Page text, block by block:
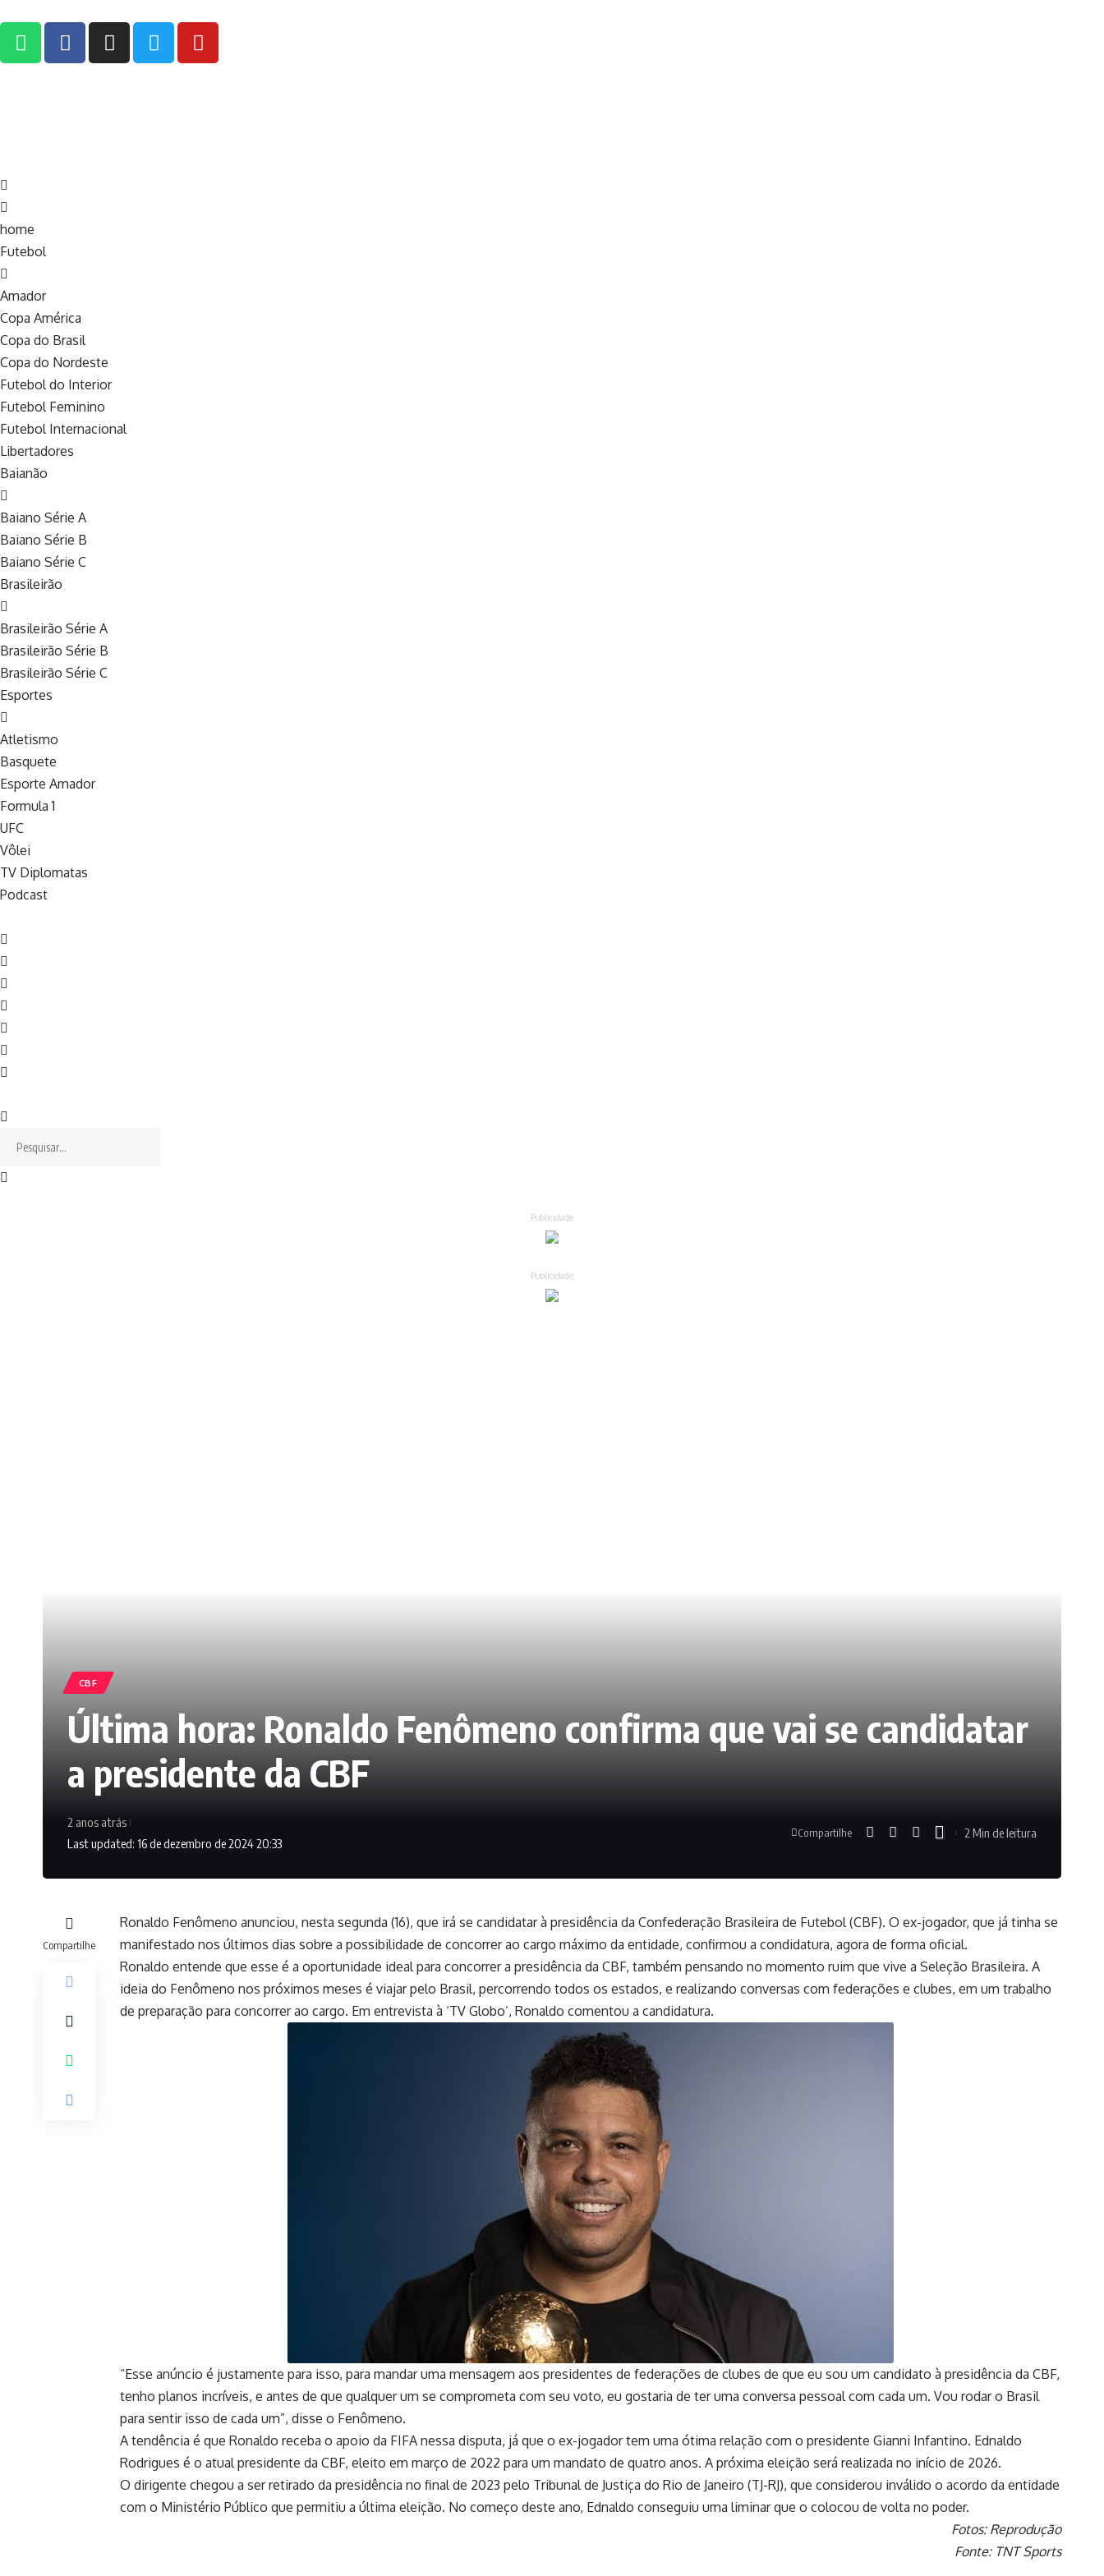
home
Futebol
Amador
Copa América
Copa do Brasil
Copa do Nordeste
Futebol do Interior
Futebol Feminino
Futebol Internacional
Libertadores
Baianão
Baiano Série A
Baiano Série B
Baiano Série C
Brasileirão
Brasileirão Série A
Brasileirão Série B
Brasileirão Série C
Esportes
Atletismo
Basquete
Esporte Amador
Formula 1
UFC
Vôlei
TV Diplomatas
Podcast
Publicidade
Publicidade
CBF
Última hora: Ronaldo Fenômeno confirma que vai se candidatar
a presidente da CBF
Last updated: 16 de dezembro de 2024 20:33
2 anos atrás
Compartilhe 2 Min de leitura
Compartilhe
Ronaldo Fenômeno anunciou, nesta segunda (16), que irá se candidatar à presidência da Confederação Brasileira de Futebol (CBF). O ex-jogador, que já tinha se
manifestado nos últimos dias sobre a possibilidade de concorrer ao cargo máximo da entidade, confirmou a condidatura, agora de forma oficial.
Ronaldo entende que esse é a oportunidade ideal para concorrer a presidência da CBF, também pensando no momento ruim que vive a Seleção Brasileira. A
ideia do Fenômeno nos próximos meses é viajar pelo Brasil, percorrendo todos os estados, e realizando conversas com federações e clubes, em um trabalho
de preparação para concorrer ao cargo. Em entrevista à ‘TV Globo’, Ronaldo comentou a candidatura.
“Esse anúncio é justamente para isso, para mandar uma mensagem aos presidentes de federações de clubes de que eu sou um candidato à presidência da CBF,
tenho planos incríveis, e antes de que qualquer um se comprometa com seu voto, eu gostaria de ter uma conversa pessoal com cada um. Vou rodar o Brasil
para sentir isso de cada um”, disse o Fenômeno.
A tendência é que Ronaldo receba o apoio da FIFA nessa disputa, já que o ex-jogador tem uma ótima relação com o presidente Gianni Infantino. Ednaldo
Rodrigues é o atual presidente da CBF, eleito em março de 2022 para um mandato de quatro anos. A próxima eleição será realizada no início de 2026.
O dirigente chegou a ser retirado da presidência no final de 2023 pelo Tribunal de Justiça do Rio de Janeiro (TJ-RJ), que considerou inválido o acordo da entidade
com o Ministério Público que permitiu a última eleição. No começo deste ano, Ednaldo conseguiu uma liminar que o colocou de volta no poder.
Fotos: Reprodução
Fonte: TNT Sports